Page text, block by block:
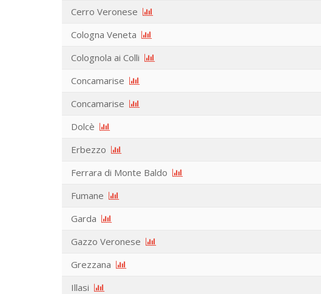
Cerro Veronese
Cologna Veneta
Colognola ai Colli
Concamarise
Concamarise
Dolcè
Erbezzo
Ferrara di Monte Baldo
Fumane
Garda
Gazzo Veronese
Grezzana
Illasi